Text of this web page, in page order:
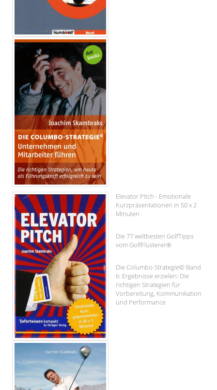
Elevator Pitch - Emotionale
Kurzpräsentationen in 50 x 2
Minuten
Die 77 weltbesten GolfTipps
vom GolfFlüsterer®
Die Columbo-Strategie© Band
6: Ergebnisse erzielen: Die
richtigen Strategien für
Vorbereitung, Kommunikation
und Performance